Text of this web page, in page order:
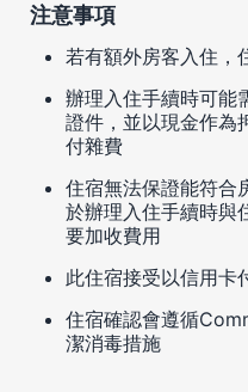
注意事項
若有額外房客入住，
辦理入住手續時可能
證件，並以現金作為
付雜費
住宿無法保證能符合
於辦理入住手續時與
要加收費用
此住宿接受以信用卡
住宿確認會遵循
潔消毒措施